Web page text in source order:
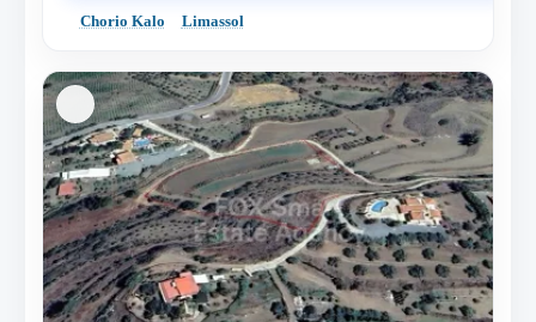
Chorio Kalo Limassol